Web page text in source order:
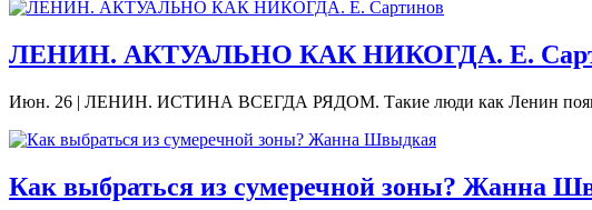
ЛЕНИН. АКТУАЛЬНО КАК НИКОГДА. Е.
Июн. 26 | ЛЕНИН. ИСТИНА ВСЕГДА РЯДОМ. Такие люди как Ленин
Как выбраться из сумеречной зоны? Жанна